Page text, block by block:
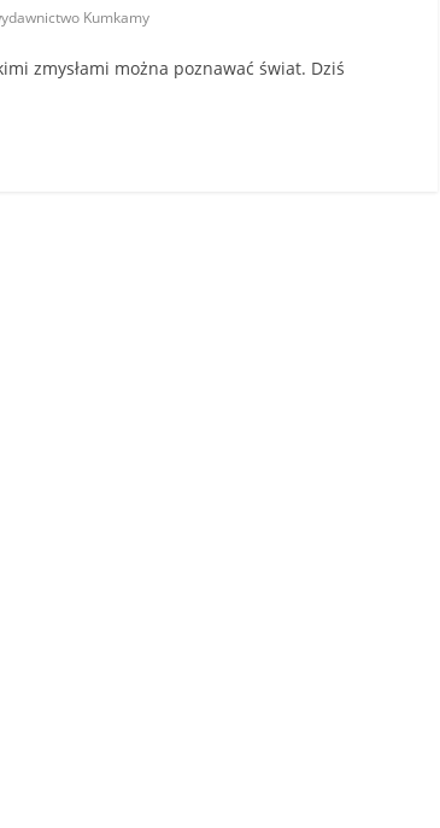
Kumkamy
zmysłami można poznawać świat. Dziś